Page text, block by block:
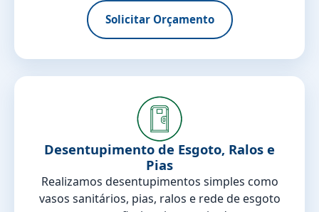
Solicitar Orçamento
Desentupimento de Esgoto, Ralos e
Pias
Realizamos desentupimentos simples como
vasos sanitários, pias, ralos e rede de esgoto